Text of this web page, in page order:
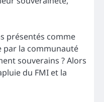
présentés comme
par la communauté
souverains ? Alors
du FMI et la